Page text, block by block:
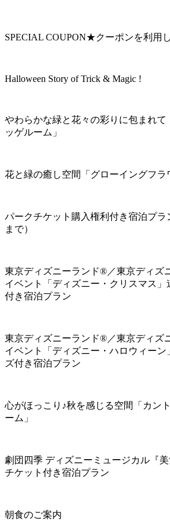
SPECIAL COUPON★クーポンを利用
Halloween Story of Trick & Magic !
やわらかな緑と花々の彩りに包まれて
ッゲルーム」
花と緑の癒し空間「グローイングフラ
パークチケット購入権利付き宿泊プラ
まで）
東京ディズニーランド®／東京ディズ
イベント「ディズニー・クリスマス
付き宿泊プラン
東京ディズニーランド®／東京ディズ
イベント「ディズニー・ハロウィーン
ズ付き宿泊プラン
心がほっこり♪秋を感じる空間「カン
ーム」
劇団四季 ディズニーミュージカル『
チケット付き宿泊プラン
朝食のご案内